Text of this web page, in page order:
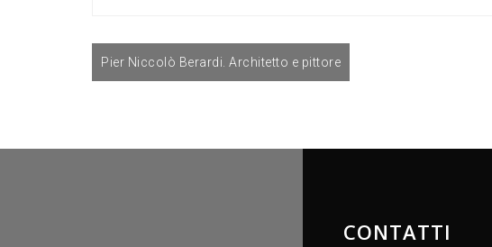
b
o
n
vi
di
Navigazione
articoli
Pier Niccolò Berardi. Architetto e pittore
CONTATTI